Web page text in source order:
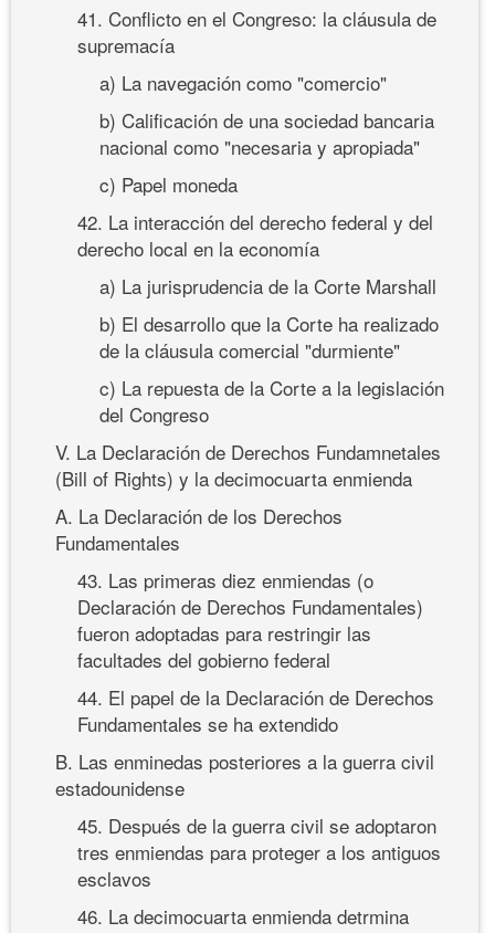
41. Conflicto en el Congreso: la cláusula de
supremacía
a) La navegación como "comercio"
b) Calificación de una sociedad bancaria
nacional como "necesaria y apropiada"
c) Papel moneda
42. La interacción del derecho federal y del
derecho local en la economía
a) La jurisprudencia de la Corte Marshall
b) El desarrollo que la Corte ha realizado
de la cláusula comercial "durmiente"
c) La repuesta de la Corte a la legislación
del Congreso
V. La Declaración de Derechos Fundamnetales
(Bill of Rights) y la decimocuarta enmienda
A. La Declaración de los Derechos
Fundamentales
43. Las primeras diez enmiendas (o
Declaración de Derechos Fundamentales)
fueron adoptadas para restringir las
facultades del gobierno federal
44. El papel de la Declaración de Derechos
Fundamentales se ha extendido
B. Las enminedas posteriores a la guerra civil
estadounidense
45. Después de la guerra civil se adoptaron
tres enmiendas para proteger a los antiguos
esclavos
46. La decimocuarta enmienda detrmina